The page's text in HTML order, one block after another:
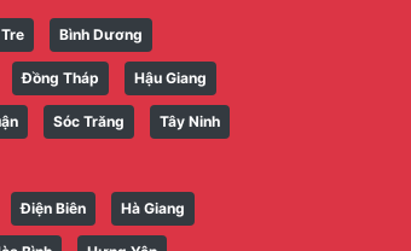
Bình Dương
Đồng Tháp Hậu Giang
Sóc Trăng Tây Ninh
Điện Biên Hà Giang